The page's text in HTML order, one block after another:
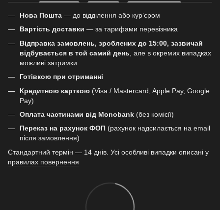
Нова Пошта — до відділення або кур’єром
Вартість доставки — за тарифами перевізника
Відправка замовлень, зроблених до 15:00, зазвичай
відбувається в той самий день , але в окремих випадках
можливі затримки
Готівкою при отриманні
Кредитною карткою (Visa / Mastercard, Apple Pay, Google
Pay)
Оплата частинами від Monobank (без комісії)
Переказ на рахунок ФОП (рахунок надсилається на email
після замовлення)
Стандартний термін — 14 днів. Усі особливі випадки описані у
правилах повернення